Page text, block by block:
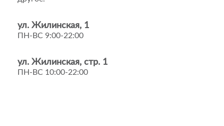
ул. Жилинская, 1
ПН-ВС 9:00-22:00
ул. Жилинская, стр. 1
ПН-ВС 10:00-22:00